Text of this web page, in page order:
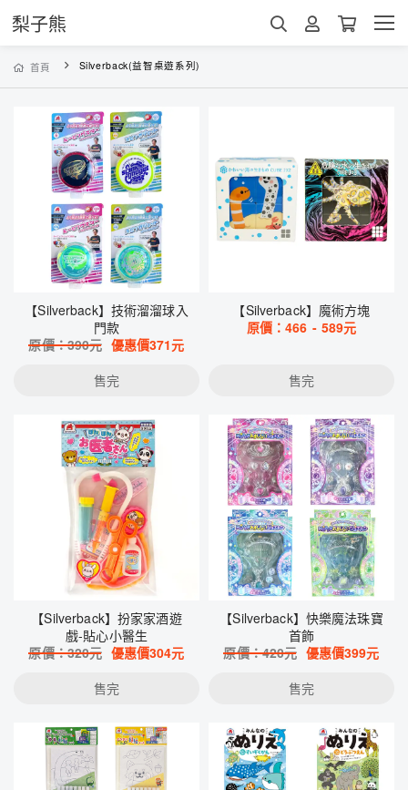
梨子熊
首頁 Silverback(益智桌遊系列)
【Silverback】技術溜溜球入
門款
原價：390元 優惠價371元
售完
【Silverback】魔術方塊
原價：466 - 589元
售完
【Silverback】扮家家酒遊
戲-貼心小醫生
原價：320元 優惠價304元
售完
【Silverback】快樂魔法珠寶
首飾
原價：420元 優惠價399元
售完